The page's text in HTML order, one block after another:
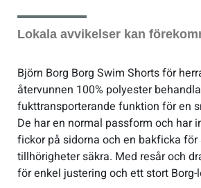
Lokala avvikelser kan
Björn Borg Borg Swim Shorts för
återvunnen 100% polyester
fukttransporterande funktion för en
De har en normal passform och har
fickor på sidorna och en bakficka
tillhörigheter säkra. Med resår och
för enkel justering och ett stort